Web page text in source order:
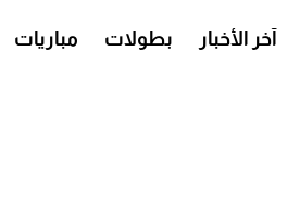
آخر الأخبار بطولات مباريات